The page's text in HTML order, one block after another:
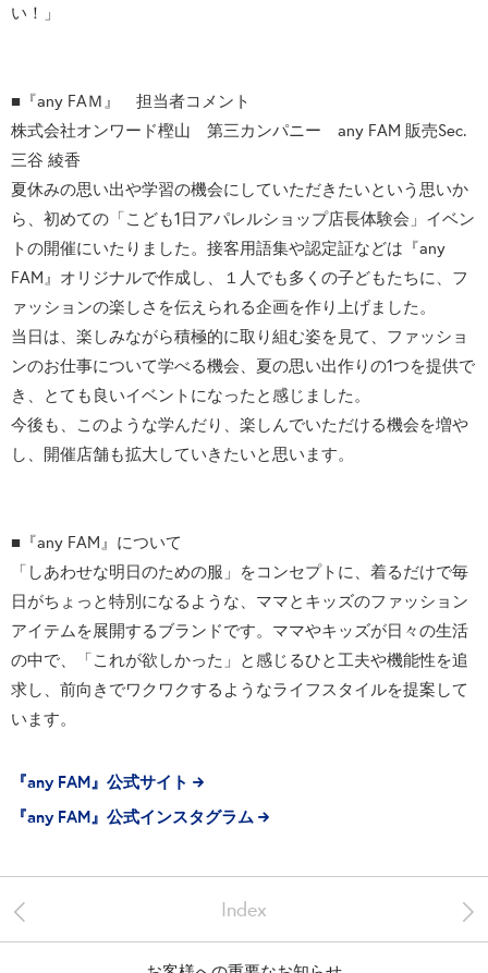
い！」
■『any FAＭ』 担当者コメント
株式会社オンワード樫山 第三カンパニー any FAM 販売Sec.
三谷 綾香
夏休みの思い出や学習の機会にしていただきたいという思いか
ら、初めての「こども1日アパレルショップ店長体験会」イベン
トの開催にいたりました。接客用語集や認定証などは『any
FAM』オリジナルで作成し、１人でも多くの子どもたちに、フ
ァッションの楽しさを伝えられる企画を作り上げました。
当日は、楽しみながら積極的に取り組む姿を見て、ファッショ
ンのお仕事について学べる機会、夏の思い出作りの1つを提供で
き、とても良いイベントになったと感じました。
今後も、このような学んだり、楽しんでいただける機会を増や
し、開催店舗も拡大していきたいと思います。
■『any FAM』について
「しあわせな明日のための服」をコンセプトに、着るだけで毎
日がちょっと特別になるような、ママとキッズのファッション
アイテムを展開するブランドです。ママやキッズが日々の生活
の中で、「これが欲しかった」と感じるひと工夫や機能性を追
求し、前向きでワクワクするようなライフスタイルを提案して
います。
『any FAM』公式サイト
『any FAM』公式インスタグラム
< >
Index